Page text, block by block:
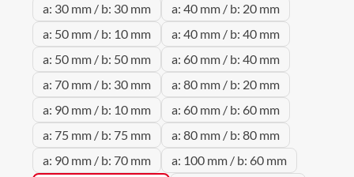
a: 30 mm / b: 30 mm
a: 40 mm / b: 20 mm
a: 50 mm / b: 10 mm
a: 40 mm / b: 40 mm
a: 50 mm / b: 50 mm
a: 60 mm / b: 40 mm
a: 70 mm / b: 30 mm
a: 80 mm / b: 20 mm
a: 90 mm / b: 10 mm
a: 60 mm / b: 60 mm
a: 75 mm / b: 75 mm
a: 80 mm / b: 80 mm
a: 90 mm / b: 70 mm
a: 100 mm / b: 60 mm